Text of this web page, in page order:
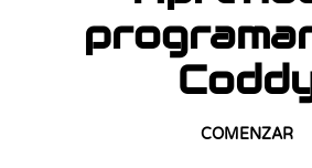
COMENZAR